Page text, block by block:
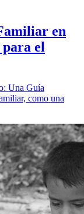
en
el
Una Guía
como una